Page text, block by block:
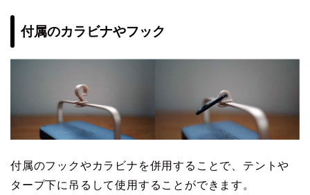
付属のカラビナやフック
付属のフックやカラビナを併用することで、テントや
タープ下に吊るして使用することができます。